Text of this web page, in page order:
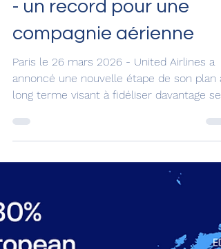
appareils au cours des
deux prochaines années
- un record pour une
compagnie aérienne
Paris le 26 mars 2026 - United Airlines a
annoncé une nouvelle étape de son plan à
clients et à accentuer encore sa
compagnie prévoit de recevoir plus de 250
nouveaux appareils d’ici avril 2028 - le plus
grand nombre pour une compagnie